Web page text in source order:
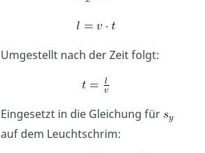
Umgestellt nach der Zeit folgt:
Eingesetzt in die Gleichung für
auf dem Leuchtschrim: